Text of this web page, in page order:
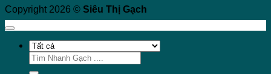
Copyright 2026 © Siêu Thị Gạch
Tìm
kiếm: